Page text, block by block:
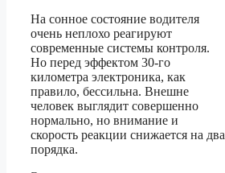
На сонное состояние водителя
очень неплохо реагируют
современные системы контроля.
Но перед эффектом 30-го
километра электроника, как
правило, бессильна. Внешне
человек выглядит совершенно
нормально, но внимание и
скорость реакции снижается на два
порядка.